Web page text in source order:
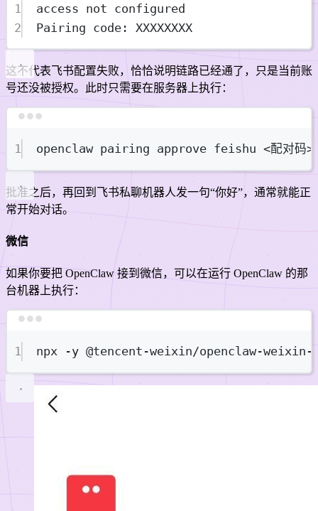
1
access not configured
2
Pairing code: XXXXXXXX
这不代表飞书配置失败，恰恰说明链路已经通了，只是当前账
号还没被授权。此时只需要在服务器上执行：
1 openclaw pairing approve feishu <配对码>
批准之后，再回到飞书私聊机器人发一句“你好”，通常就能正
常开始对话。
微信
如果你要把 OpenClaw 接到微信，可以在运行 OpenClaw 的那
台机器上执行：
1 npx -y @tencent-weixin/openclaw-